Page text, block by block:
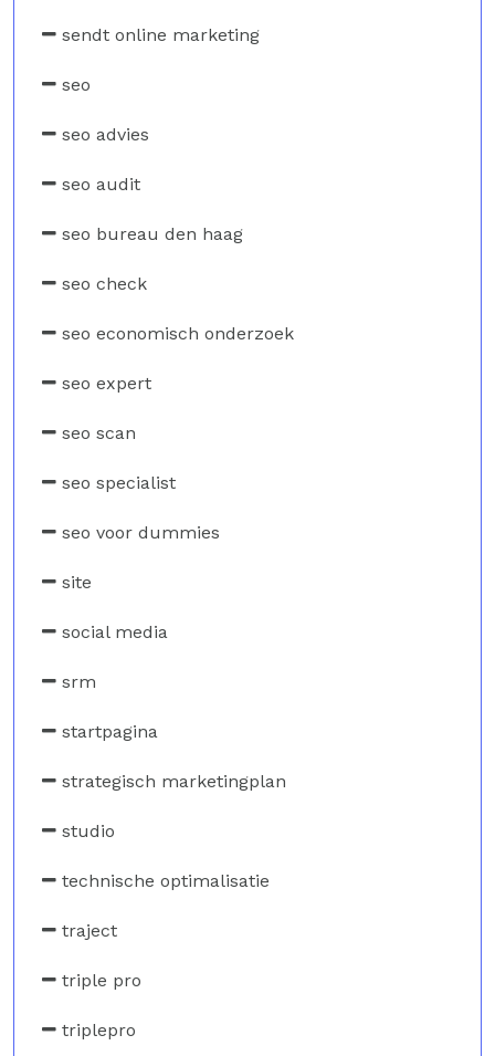
sendt online marketing
seo
seo advies
seo audit
seo bureau den haag
seo check
seo economisch onderzoek
seo expert
seo scan
seo specialist
seo voor dummies
site
social media
srm
startpagina
strategisch marketingplan
studio
technische optimalisatie
traject
triple pro
triplepro